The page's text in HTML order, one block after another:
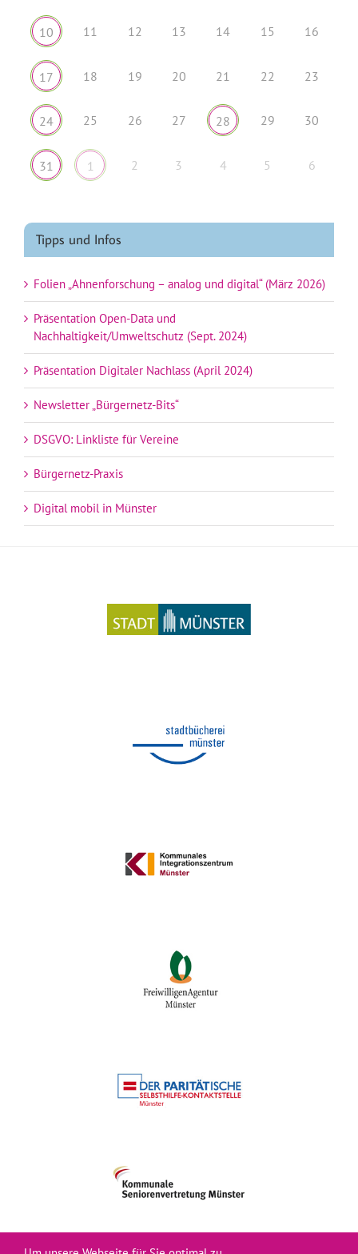
10 11 12 13 14 15 16
17 18 19 20 21 22 23
24 25 26 27 28 29 30
31 1 2 3 4 5 6
Tipps und Infos
Folien „Ahnenforschung – analog und digital“ (März 2026)
Präsentation Open-Data und
Nachhaltigkeit/Umweltschutz (Sept. 2024)
Präsentation Digitaler Nachlass (April 2024)
Newsletter „Bürgernetz-Bits“
DSGVO: Linkliste für Vereine
Bürgernetz-Praxis
Digital mobil in Münster